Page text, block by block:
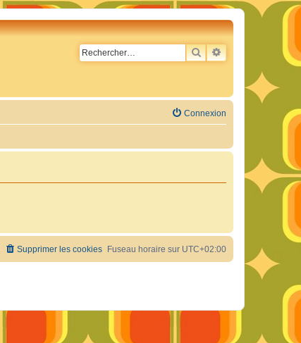
RECHERCHER
RECHERCHE
Connexion
Fuseau horaire sur UTC+02:00
Supprimer les cookies